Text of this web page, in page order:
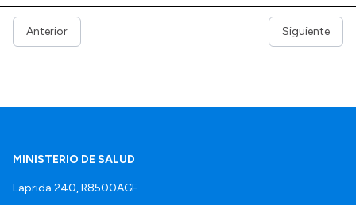
Anterior Siguiente
MINISTERIO DE SALUD
Laprida 240, R8500AGF.